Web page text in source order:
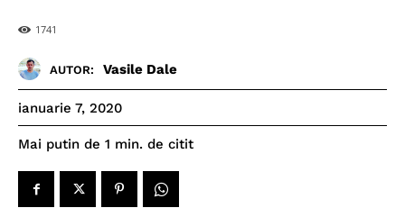
1741
AUTOR: Vasile Dale
ianuarie 7, 2020
Mai putin de 1 min. de citit